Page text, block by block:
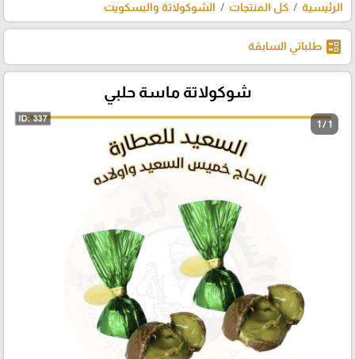
الرئيسية كل المنتجات الشوكولاتة والبسكويت
ballot طلباتي السابقة
شوكولاتة ماسة حلبي
1 / 1